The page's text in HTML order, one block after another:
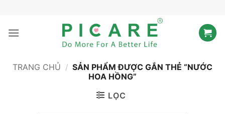
nội
TRANG CHỦ / SẢN PHẨM ĐƯỢC GẮN THẺ “NƯỚC
HOA HỒNG”
LỌC